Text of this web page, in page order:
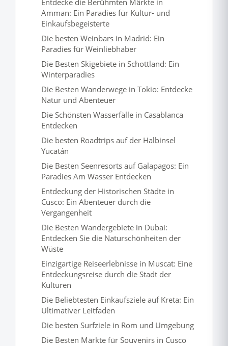
Entdecke die Berühmten Märkte in
Amman: Ein Paradies für Kultur- und
Einkaufsbegeisterte
Die besten Weinbars in Madrid: Ein
Paradies für Weinliebhaber
Die Besten Skigebiete in Schottland: Ein
Winterparadies
Die Besten Wanderwege in Tokio: Entdecke
Natur und Abenteuer
Die Schönsten Wasserfälle in Casablanca
Entdecken
Die besten Roadtrips auf der Halbinsel
Yucatán
Die Besten Seenresorts auf Galapagos: Ein
Paradies Am Wasser Entdecken
Entdeckung der Historischen Städte in
Cusco: Ein Abenteuer durch die
Vergangenheit
Die Besten Wandergebiete in Dubai:
Entdecken Sie die Naturschönheiten der
Wüste
Einzigartige Reiseerlebnisse in Muscat: Eine
Entdeckungsreise durch die Stadt der
Kulturen
Die Beliebtesten Einkaufsziele auf Kreta: Ein
Ultimativer Leitfaden
Die besten Surfziele in Rom und Umgebung
Die Besten Märkte für Souvenirs in Cusco